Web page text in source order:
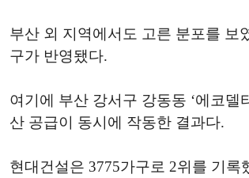
부산 외 지역에서도 고른 분포를 보
구가 반영됐다.
여기에 부산 강서구 강동동 ‘에코
산 공급이 동시에 작동한 결과다.
현대건설은 3775가구로 2위를 기